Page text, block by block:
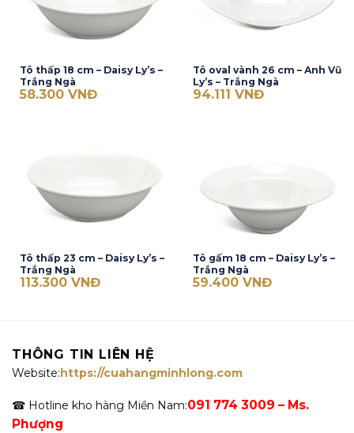
Tô thấp 18 cm – Daisy Ly’s –
Trắng Ngà
58.300 VNĐ
Tô oval vành 26 cm – Anh Vũ
Ly’s – Trắng Ngà
94.111 VNĐ
Tô thấp 23 cm – Daisy Ly’s –
Trắng Ngà
113.300 VNĐ
Tô gấm 18 cm – Daisy Ly’s –
Trắng Ngà
59.400 VNĐ
THÔNG TIN LIÊN HỆ
Website:https://cuahangminhlong.com
☎ Hotline kho hàng Miền Nam:091 774 3009 – Ms.
Phượng